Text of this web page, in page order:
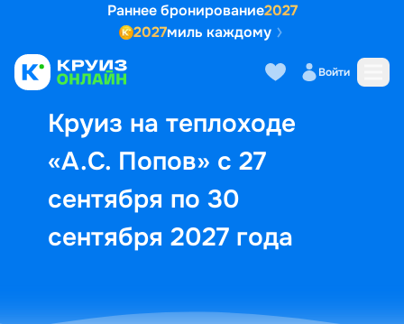
Раннее бронирование2027
2027миль каждому
Войти
Круиз на теплоходе
«А.С. Попов» с 27
сентября по 30
сентября 2027 года
Выбор кают Маршрут и